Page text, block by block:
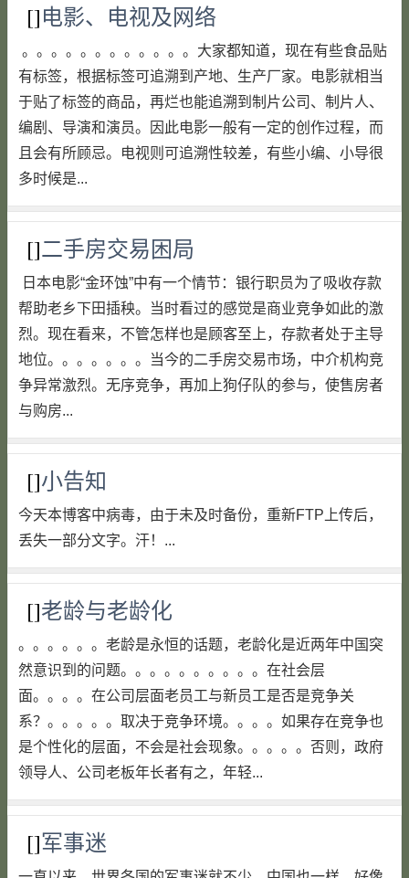
[]电影、电视及网络
。。。。。。。。。。。。大家都知道，现在有些食品贴
有标签，根据标签可追溯到产地、生产厂家。电影就相当
于贴了标签的商品，再烂也能追溯到制片公司、制片人、
编剧、导演和演员。因此电影一般有一定的创作过程，而
且会有所顾忌。电视则可追溯性较差，有些小编、小导很
多时候是...
[]二手房交易困局
日本电影“金环蚀”中有一个情节：银行职员为了吸收存款
帮助老乡下田插秧。当时看过的感觉是商业竞争如此的激
烈。现在看来，不管怎样也是顾客至上，存款者处于主导
地位。。。。。。。当今的二手房交易市场，中介机构竞
争异常激烈。无序竞争，再加上狗仔队的参与，使售房者
与购房...
[]小告知
今天本博客中病毒，由于未及时备份，重新FTP上传后，
丢失一部分文字。汗！...
[]老龄与老龄化
。。。。。。老龄是永恒的话题，老龄化是近两年中国突
然意识到的问题。。。。。。。。。。在社会层
面。。。。在公司层面老员工与新员工是否是竞争关
系？。。。。。取决于竞争环境。。。。如果存在竞争也
是个性化的层面，不会是社会现象。。。。。否则，政府
领导人、公司老板年长者有之，年轻...
[]军事迷